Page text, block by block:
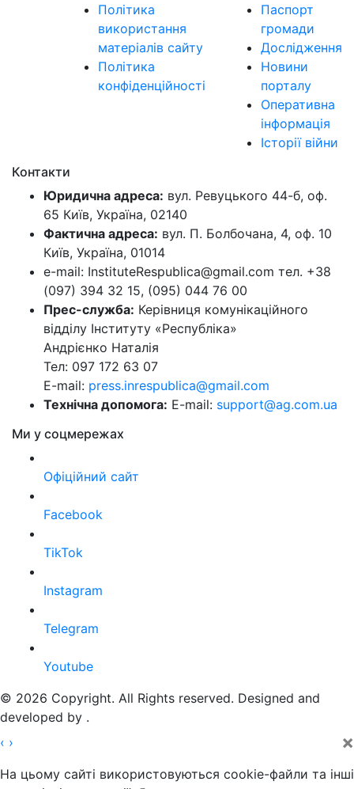
Політика
використання
матеріалів сайту
Політика
конфіденційності
Паспорт
громади
Дослідження
Новини
порталу
Оперативна
інформація
Історії війни
Контакти
Юридична адреса: вул. Ревуцького 44-б, оф.
65 Київ, Україна, 02140
Фактична адреса: вул. П. Болбочана, 4, оф. 10
Київ, Україна, 01014
e-mail: InstituteRespublica@gmail.com тел. +38
(097) 394 32 15, (095) 044 76 00
Прес-служба: Керівниця комунікаційного
відділу Інституту «Республіка»
Андрієнко Наталія
Тел: 097 172 63 07
E-mail: press.inrespublica@gmail.com
Технічна допомога: E-mail: support@ag.com.ua
Ми у соцмережах
Офіційний сайт
Facebook
TikTok
Instagram
Telegram
Youtube
© 2026 Copyright. All Rights reserved. Designed and
developed by .
‹ › ×
На цьому сайті використовуються cookie-файли та інші